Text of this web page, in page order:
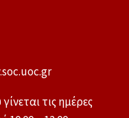
τις ημέρες